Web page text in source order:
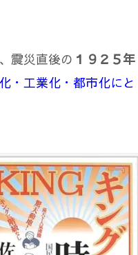
震災直後の １９２５年
・工業化・都市化にと